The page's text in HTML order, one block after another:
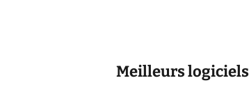
Meilleurs logiciels